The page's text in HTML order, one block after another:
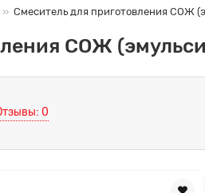
Смеситель для приготовления СОЖ
СОЖ
0